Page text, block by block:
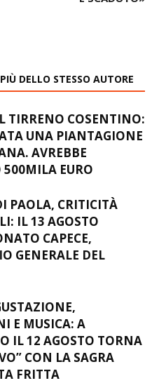
DELLO STESSO AUTORE
TIRRENO COSENTINO:
UNA PIANTAGIONE
AVREBBE
500MILA EURO
PAOLA, CRITICITÀ
IL 13 AGOSTO
CAPECE,
GENERALE DEL
E MUSICA: A
IL 12 AGOSTO TORNA
CON LA SAGRA
FRITTA